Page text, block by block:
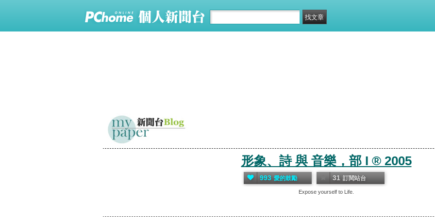
形象、詩 與 音樂，部 I ® 2005
Expose yourself to Life.
993 愛的鼓勵 31 訂閱站台